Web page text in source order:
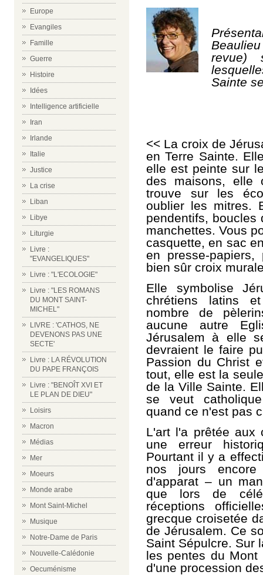
Europe
Evangiles
Famille
Guerre
Histoire
Idées
Intelligence artificielle
Iran
Irlande
Italie
Justice
La crise
Liban
Libye
Liturgie
Livre :
"EVANGELIQUES"
Livre : "L'ECOLOGIE"
Livre : "LES ROMANS
DU MONT SAINT-
MICHEL"
LIVRE : 'CATHOS, NE
DEVENONS PAS UNE
SECTE'
Livre : LA RÉVOLUTION
DU PAPE FRANÇOIS
Livre : "BENOÎT XVI ET
LE PLAN DE DIEU"
Loisirs
Macron
Médias
Mer
Moeurs
Monde arabe
Mont Saint-Michel
Musique
Notre-Dame de Paris
Nouvelle-Calédonie
Oecuménisme
revue)
Sainte
<< La croix de
en Terre Sainte.
elle est peinte sur
des maisons, elle
trouve sur les
oublier les mitres.
pendentifs, boucles
manchettes. Vous
casquette, en sac
en presse-papiers,
bien sûr croix
Elle symbolise
chrétiens latins
nombre de
aucune autre
Jérusalem à elle
devraient le faire
Passion du Christ
tout, elle est la
de la Ville Sainte.
se veut
quand ce n'est pas
L'art l'a prêtée aux
une erreur
Pourtant il y a
nos jours
d'apparat –un
que lors de
réceptions
grecque croisetée
de Jérusalem. Ce
Saint Sépulcre. Sur
les pentes du
d'une procession